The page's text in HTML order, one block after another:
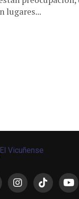
lugares...